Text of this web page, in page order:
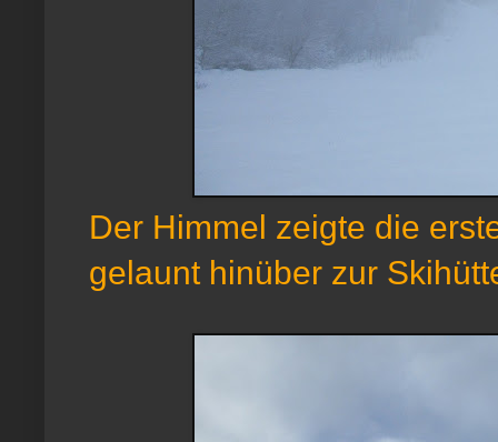
Der Himmel zeigte die
gelaunt hinüber zur